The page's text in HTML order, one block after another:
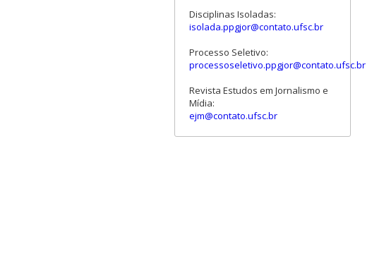
Disciplinas Isoladas:
isolada.ppgjor@contato.ufsc.br
Processo Seletivo:
processoseletivo.ppgjor@contato.ufsc.br
Revista Estudos em Jornalismo e
Mídia:
ejm@contato.ufsc.br